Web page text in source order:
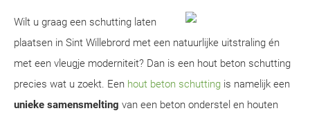
Wilt u graag een schutting laten
plaatsen in Sint Willebrord met een natuurlijke uitstraling én
met een vleugje moderniteit? Dan is een hout beton schutting
precies wat u zoekt. Een hout beton schutting is namelijk een
unieke samensmelting van een beton onderstel en houten